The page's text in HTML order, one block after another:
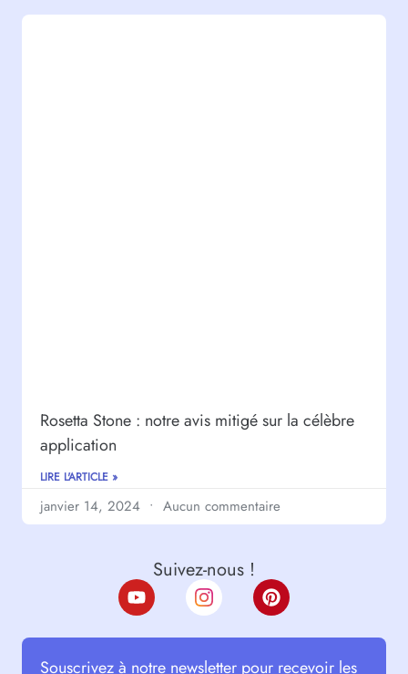
Rosetta Stone : notre avis mitigé sur la célèbre
application
LIRE L'ARTICLE »
janvier 14, 2024 Aucun commentaire
Suivez-nous !
Souscrivez à notre newsletter pour recevoir les